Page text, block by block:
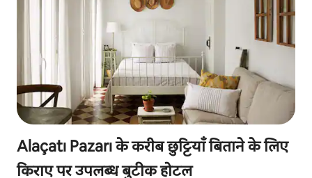
Alaçatı Pazarı के करीब छुट्टियाँ बिताने के लिए
किराए पर उपलब्ध बुटीक होटल